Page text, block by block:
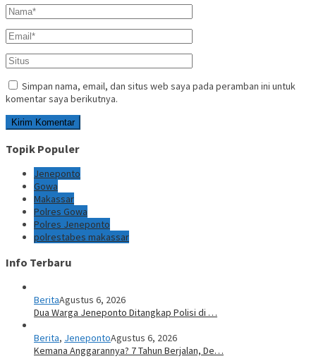
Simpan nama, email, dan situs web saya pada peramban ini untuk
komentar saya berikutnya.
Topik Populer
Jeneponto
Gowa
Makassar
Polres Gowa
Polres Jeneponto
polrestabes makassar
Info Terbaru
BeritaAgustus 6, 2026
Dua Warga Jeneponto Ditangkap Polisi di …
Berita, JenepontoAgustus 6, 2026
Kemana Anggarannya? 7 Tahun Berjalan, De…